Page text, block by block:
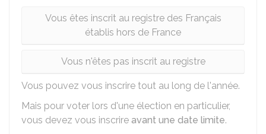
Vous êtes inscrit au registre des Français
établis hors de France
Vous n'êtes pas inscrit au registre
Vous pouvez vous inscrire tout au long de l'année.
Mais pour voter lors d'une élection en particulier,
vous devez vous inscrire avant une date limite.